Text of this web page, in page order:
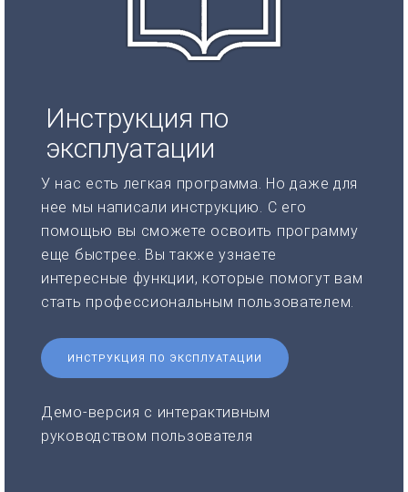
Инструкция по
эксплуатации
У нас есть легкая программа. Но даже для
нее мы написали инструкцию. С его
помощью вы сможете освоить программу
еще быстрее. Вы также узнаете
интересные функции, которые помогут вам
стать профессиональным пользователем.
ИНСТРУКЦИЯ ПО ЭКСПЛУАТАЦИИ
Демо-версия с интерактивным
руководством пользователя